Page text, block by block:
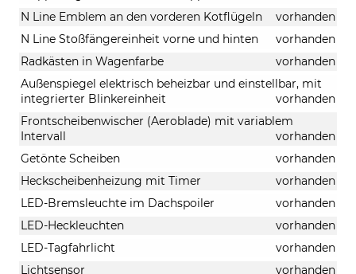
N Line Emblem an den vorderen Kotflügeln
vorhanden
N Line Stoßfängereinheit vorne und hinten
vorhanden
Radkästen in Wagenfarbe
vorhanden
Außenspiegel elektrisch beheizbar und einstellbar, mit
integrierter Blinkereinheit
vorhanden
Frontscheibenwischer (Aeroblade) mit variablem
Intervall
vorhanden
Getönte Scheiben
vorhanden
Heckscheibenheizung mit Timer
vorhanden
LED-Bremsleuchte im Dachspoiler
vorhanden
LED-Heckleuchten
vorhanden
LED-Tagfahrlicht
vorhanden
Lichtsensor
vorhanden